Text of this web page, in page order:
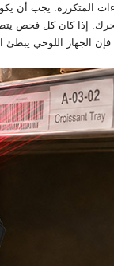
المتكررة. يجب أن
إذا كان كل فحص
الجهاز اللوحي يبطئ